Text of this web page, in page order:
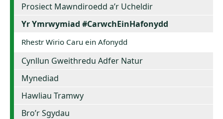
Prosiect Mawndiroedd a’r Ucheldir
Yr Ymrwymiad #CarwchEinHafonydd
Rhestr Wirio Caru ein Afonydd
Cynllun Gweithredu Adfer Natur
Mynediad
Hawliau Tramwy
Bro’r Sgydau